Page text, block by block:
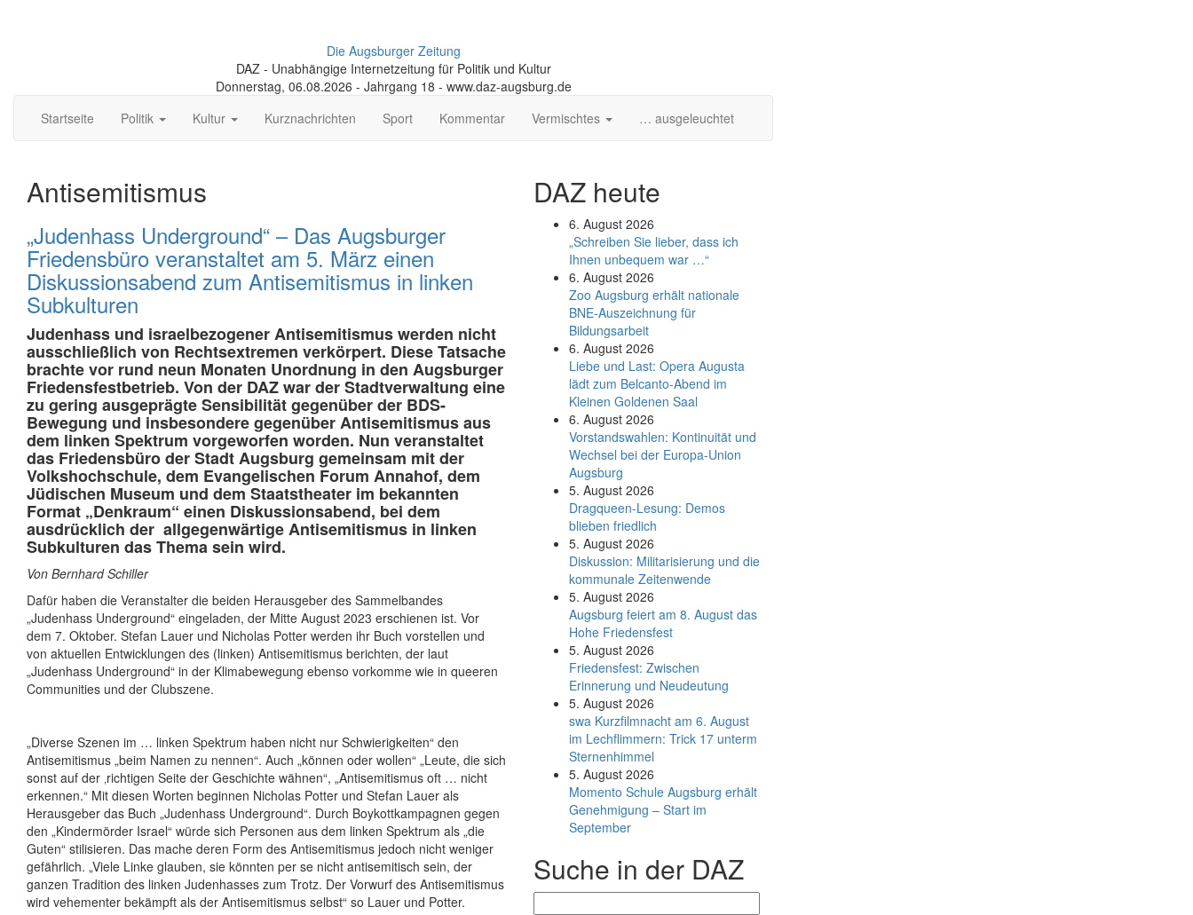
Die Augsburger Zeitung
DAZ - Unabhängige Internetzeitung für Politik und Kultur
Donnerstag, 06.08.2026 - Jahrgang 18 - www.daz-augsburg.de
Startseite
Politik Kultur Kurznachrichten Sport Kommentar Vermischtes … ausgeleuchtet
Antisemitismus
„Judenhass Underground“ – Das Augsburger
Friedensbüro veranstaltet am 5. März einen
Diskussionsabend zum Antisemitismus in linken
Subkulturen
Judenhass und israelbezogener Antisemitismus werden nicht
ausschließlich von Rechtsextremen verkörpert. Diese Tatsache
brachte vor rund neun Monaten Unordnung in den Augsburger
Friedensfestbetrieb. Von der DAZ war der Stadtverwaltung eine
zu gering ausgeprägte Sensibilität gegenüber der BDS-
Bewegung und insbesondere gegenüber Antisemitismus aus
dem linken Spektrum vorgeworfen worden. Nun veranstaltet
das Friedensbüro der Stadt Augsburg gemeinsam mit der
Volkshochschule, dem Evangelischen Forum Annahof, dem
Jüdischen Museum und dem Staatstheater im bekannten
Format „Denkraum“ einen Diskussionsabend, bei dem
ausdrücklich der allgegenwärtige Antisemitismus in linken
Subkulturen das Thema sein wird.
Von Bernhard Schiller
Dafür haben die Veranstalter die beiden Herausgeber des Sammelbandes
„Judenhass Underground“ eingeladen, der Mitte August 2023 erschienen ist. Vor
dem 7. Oktober. Stefan Lauer und Nicholas Potter werden ihr Buch vorstellen und
von aktuellen Entwicklungen des (linken) Antisemitismus berichten, der laut
„Judenhass Underground“ in der Klimabewegung ebenso vorkomme wie in queeren
Communities und der Clubszene.
„Diverse Szenen im … linken Spektrum haben nicht nur Schwierigkeiten“ den
Antisemitismus „beim Namen zu nennen“. Auch „können oder wollen“ „Leute, die sich
sonst auf der ‚richtigen Seite der Geschichte wähnen“, „Antisemitismus oft … nicht
erkennen.“ Mit diesen Worten beginnen Nicholas Potter und Stefan Lauer als
Herausgeber das Buch „Judenhass Underground“. Durch Boykottkampagnen gegen
den „Kindermörder Israel“ würde sich Personen aus dem linken Spektrum als „die
Guten“ stilisieren. Das mache deren Form des Antisemitismus jedoch nicht weniger
gefährlich. „Viele Linke glauben, sie könnten per se nicht antisemitisch sein, der
ganzen Tradition des linken Judenhasses zum Trotz. Der Vorwurf des Antisemitismus
wird vehementer bekämpft als der Antisemitismus selbst“ so Lauer und Potter.
DAZ heute
6. August 2026
„Schreiben Sie lieber, dass ich
Ihnen unbequem war …“
6. August 2026
Zoo Augsburg erhält nationale
BNE-Auszeichnung für
Bildungsarbeit
6. August 2026
Liebe und Last: Opera Augusta
lädt zum Belcanto-Abend im
Kleinen Goldenen Saal
6. August 2026
Vorstandswahlen: Kontinuität und
Wechsel bei der Europa-Union
Augsburg
5. August 2026
Dragqueen-Lesung: Demos
blieben friedlich
5. August 2026
Diskussion: Mi­li­ta­ri­sie­rung und die
kommunale Zeitenwende
5. August 2026
Augsburg feiert am 8. August das
Hohe Friedensfest
5. August 2026
Friedensfest: Zwischen
Erinnerung und Neudeutung
5. August 2026
swa Kurz­film­nacht am 6. August
im Lech­flim­mern: Trick 17 unterm
Sternen­himmel
5. August 2026
Momento Schule Augsburg erhält
Genehmigung – Start im
September
Suche in der DAZ